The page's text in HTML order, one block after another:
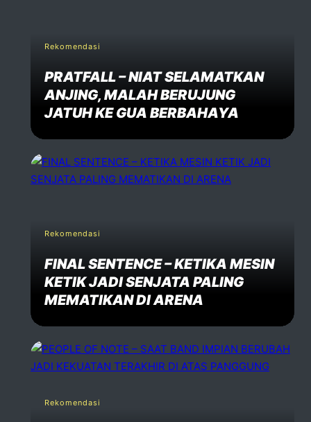
Rekomendasi
PRATFALL – NIAT SELAMATKAN
ANJING, MALAH BERUJUNG
JATUH KE GUA BERBAHAYA
Rekomendasi
FINAL SENTENCE – KETIKA MESIN
KETIK JADI SENJATA PALING
MEMATIKAN DI ARENA
Rekomendasi